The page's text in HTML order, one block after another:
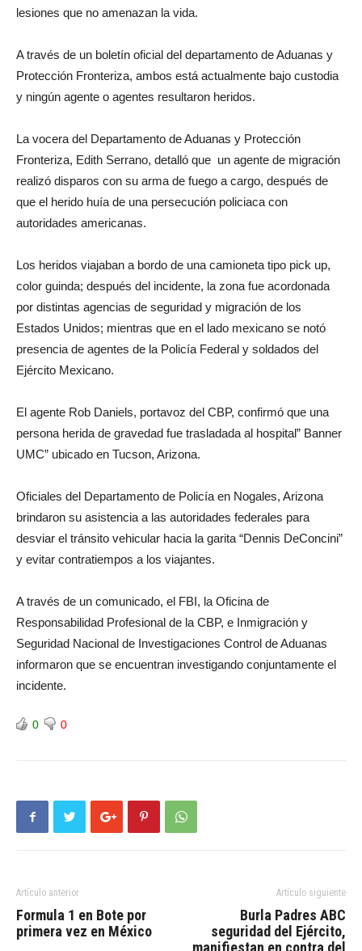
lesiones que no amenazan la vida.
A través de un boletín oficial del departamento de Aduanas y
Protección Fronteriza, ambos está actualmente bajo custodia
y ningún agente o agentes resultaron heridos.
La vocera del Departamento de Aduanas y Protección
Fronteriza, Edith Serrano, detalló que un agente de migración
realizó disparos con su arma de fuego a cargo, después de
que el herido huía de una persecución policiaca con
autoridades americanas.
Los heridos viajaban a bordo de una camioneta tipo pick up,
color guinda; después del incidente, la zona fue acordonada
por distintas agencias de seguridad y migración de los
Estados Unidos; mientras que en el lado mexicano se notó
presencia de agentes de la Policía Federal y soldados del
Ejército Mexicano.
El agente Rob Daniels, portavoz del CBP, confirmó que una
persona herida de gravedad fue trasladada al hospital” Banner
UMC” ubicado en Tucson, Arizona.
Oficiales del Departamento de Policía en Nogales, Arizona
brindaron su asistencia a las autoridades federales para
desviar el tránsito vehicular hacia la garita “Dennis DeConcini”
y evitar contratiempos a los viajantes.
A través de un comunicado, el FBI, la Oficina de
Responsabilidad Profesional de la CBP, e Inmigración y
Seguridad Nacional de Investigaciones Control de Aduanas
informaron que se encuentran investigando conjuntamente el
incidente.
0 0
Artículo anterior
Formula 1 en Bote por
primera vez en México
Artículo siguiente
Burla Padres ABC
seguridad del Ejército,
manifiestan en contra del